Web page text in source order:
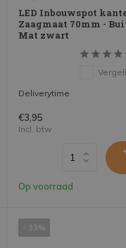
LED Inbouwspot
Zaagmaat 70mm -
Mat zwart
Deliverytime
€3,95
Incl. btw
Op voorraad
- 33%